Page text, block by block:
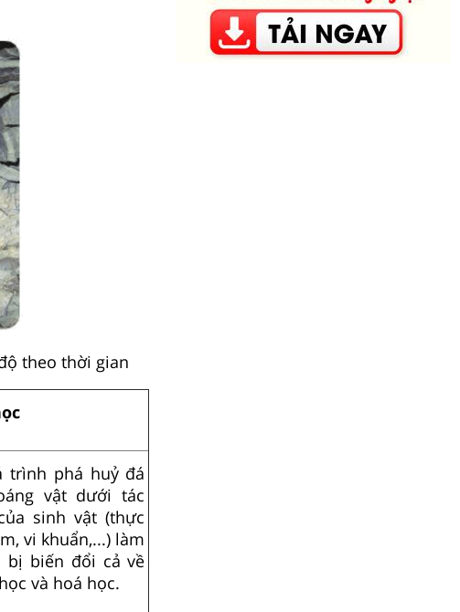
theo thời gian
trình phá huỷ đá
vật dưới tác
sinh vật (thực
vi khuẩn,...) làm
bị biến đổi cả về
và hoá học.